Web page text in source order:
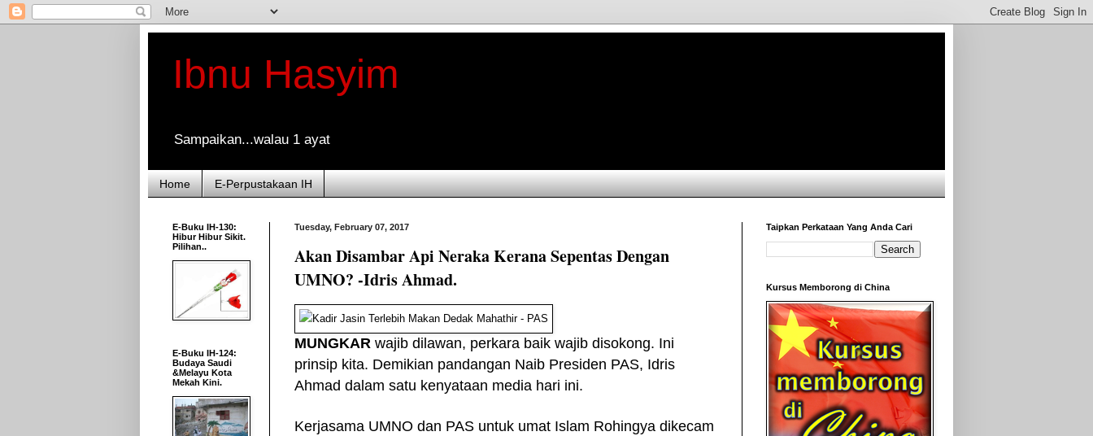
Ibnu Hasyim
Sampaikan...walau 1 ayat
Home E-Perpustakaan IH
Tuesday, February 07, 2017
Akan Disambar Api Neraka Kerana Sepentas Dengan
UMNO? -Idris Ahmad.
MUNGKAR wajib dilawan, perkara baik wajib disokong. Ini
prinsip kita. Demikian pandangan Naib Presiden PAS, Idris
Ahmad dalam satu kenyataan media hari ini.
Kerjasama UMNO dan PAS untuk umat Islam Rohingya dikecam
E-Buku IH-130:
Hibur Hibur Sikit.
Pilihan..
E-Buku IH-124:
Budaya Saudi
&Melayu Kota
Mekah Kini.
Taipkan Perkataan Yang Anda Cari
Kursus Memborong di China